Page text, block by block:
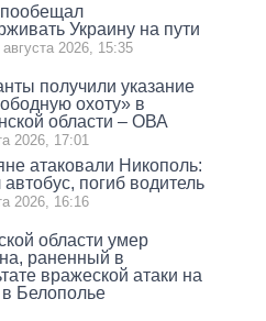
пообещал
Украину на пути
августа 2026, 15:35
получили указание
охоту» в
области – ОВА
2026, 17:01
атаковали Никополь:
автобус, погиб водитель
2026, 16:16
области умер
раненный в
вражеской атаки на
Белополье